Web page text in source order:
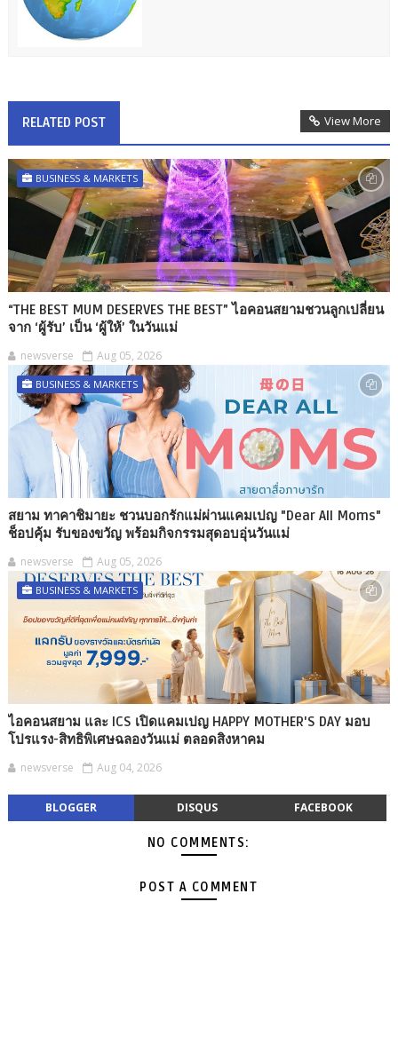
RELATED POST View More
BUSINESS & MARKETS
“THE BEST MUM DESERVES THE BEST” ไอคอนสยามชวนลูกเปลี่ยน
จาก ‘ผู้รับ’ เป็น ‘ผู้ให้’ ในวันแม่
newsverse Aug 05, 2026
BUSINESS & MARKETS
สยาม ทาคาชิมายะ ชวนบอกรักแม่ผ่านแคมเปญ "Dear All Moms"
ช็อปคุ้ม รับของขวัญ พร้อมกิจกรรมสุดอบอุ่นวันแม่
newsverse Aug 05, 2026
BUSINESS & MARKETS
ไอคอนสยาม และ ICS เปิดแคมเปญ HAPPY MOTHER'S DAY มอบ
โปรแรง-สิทธิพิเศษฉลองวันแม่ ตลอดสิงหาคม
newsverse Aug 04, 2026
BLOGGER DISQUS FACEBOOK
NO COMMENTS:
POST A COMMENT